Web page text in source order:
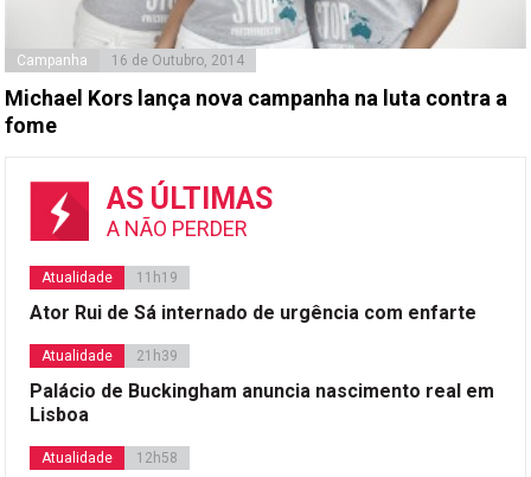
Campanha 16 de Outubro, 2014
Michael Kors lança nova campanha na luta contra a
fome
AS ÚLTIMAS
A NÃO PERDER
Atualidade 11h19
Ator Rui de Sá internado de urgência com enfarte
Atualidade 21h39
Palácio de Buckingham anuncia nascimento real em
Lisboa
Atualidade 12h58